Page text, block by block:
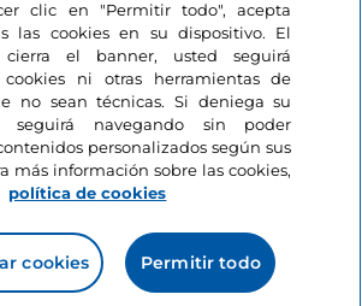
clic en "Permitir todo", acepta
las cookies en su dispositivo. El
cierra el banner, usted seguirá
ni otras herramientas de
no sean técnicas. Si deniega su
seguirá navegando sin poder
personalizados según sus
más información sobre las cookies,
política de cookies
cookies Permitir todo